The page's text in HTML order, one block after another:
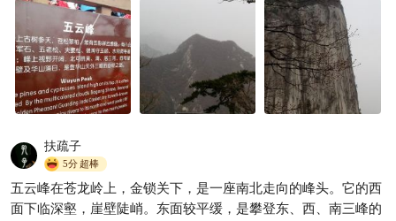
扶疏子
5分超棒
五云峰在苍龙岭上，金锁关下，是一座南北走向的峰头。它的西
面下临深壑，崖壁陡峭。东面较平缓，是攀登东、西、南三峰的